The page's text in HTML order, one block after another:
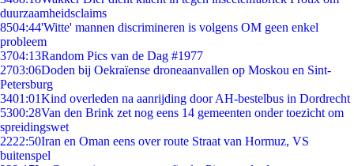
duurzaamheidsclaims
8504:44'Witte' mannen discrimineren is volgens OM geen enkel
probleem
3704:13Random Pics van de Dag #1977
2703:06Doden bij Oekraïense droneaanvallen op Moskou en Sint-
Petersburg
3401:01Kind overleden na aanrijding door AH-bestelbus in Dordrecht
5300:28Van den Brink zet nog eens 14 gemeenten onder toezicht om
spreidingswet
2222:50Iran en Oman eens over route Straat van Hormuz, VS
buitenspel